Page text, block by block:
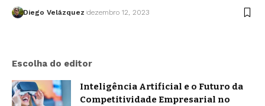
Diego Velázquez dezembro 12, 2023
Escolha do editor
Inteligência Artificial e o Futuro da
Competitividade Empresarial no